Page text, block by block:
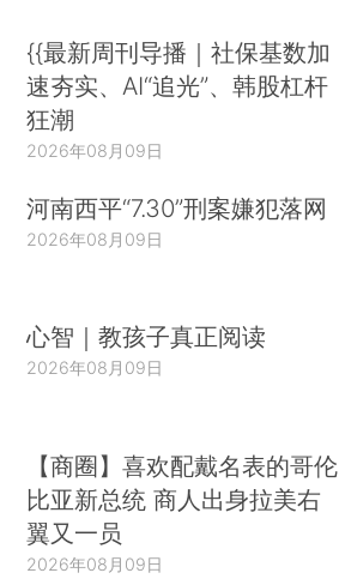
{{最新周刊导播｜社保基数加
速夯实、AI“追光”、韩股杠杆
狂潮
2026年08月09日
河南西平“7.30”刑案嫌犯落网
2026年08月09日
心智｜教孩子真正阅读
2026年08月09日
【商圈】喜欢配戴名表的哥伦
比亚新总统 商人出身拉美右
翼又一员
2026年08月09日